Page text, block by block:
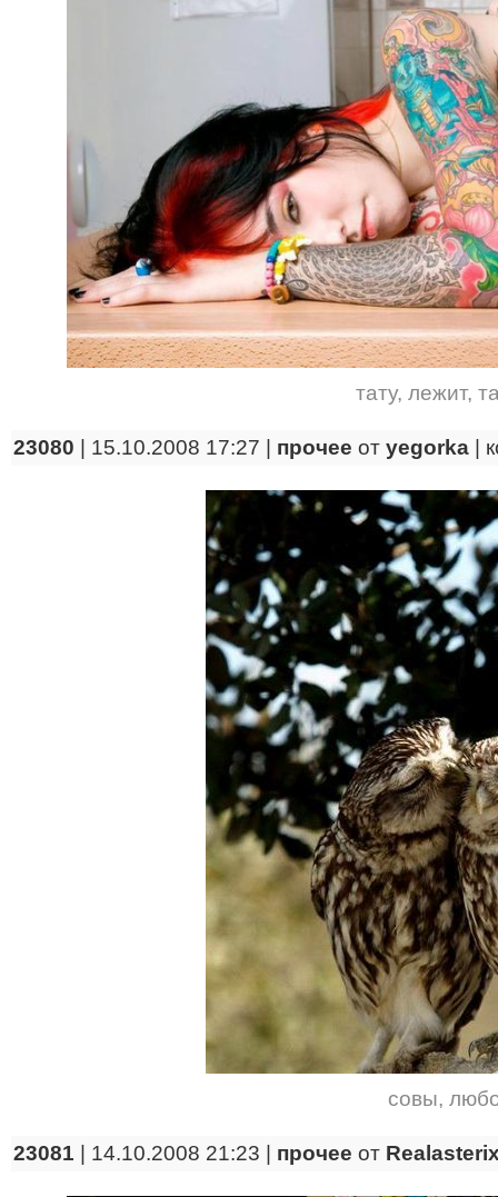
тату, лежит,
23080 | 15.10.2008 17:27 | прочее от yegorka
совы,
23081 | 14.10.2008 21:23 | прочее от